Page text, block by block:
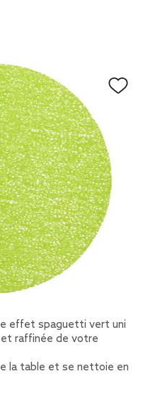
effet spaguetti vert uni
raffinée de votre
la table et se nettoie en